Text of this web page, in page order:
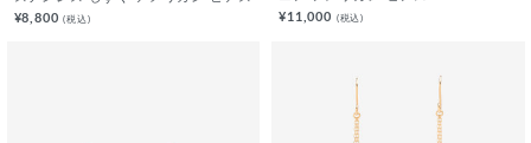
¥8,800(税込)
¥11,000 (税込)